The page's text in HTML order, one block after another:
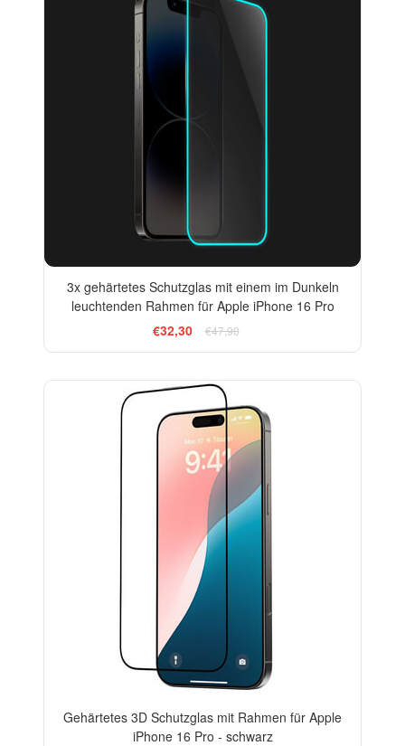
3x gehärtetes Schutzglas mit einem im Dunkeln
leuchtenden Rahmen für Apple iPhone 16 Pro
€32,30
€47,90
Gehärtetes 3D Schutzglas mit Rahmen für Apple
iPhone 16 Pro - schwarz